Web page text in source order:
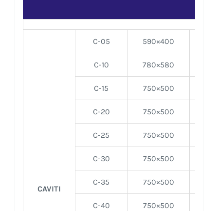
CAVITI
C-05 590×400
C-10 780×580
C-15 750×500
C-20 750×500
C-25 750×500
C-30 750×500
C-35 750×500
C-40 750×500